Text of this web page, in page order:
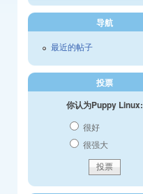
导航
最近的帖子
投票
你认为Puppy Linux:
很好
很强大